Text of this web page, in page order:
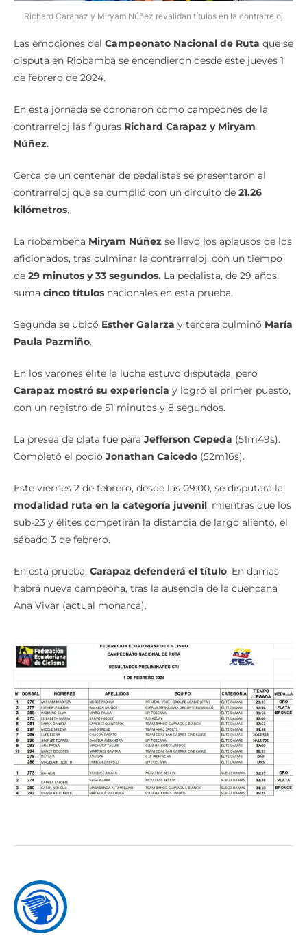
Richard Carapaz y Miryam Núñez revalidan títulos en la contrarreloj
Las emociones del Campeonato Nacional de Ruta que se
disputa en Riobamba se encendieron desde este jueves 1
de febrero de 2024.
En esta jornada se coronaron como campeones de la
contrarreloj las figuras Richard Carapaz y Miryam
Núñez.
Cerca de un centenar de pedalistas se presentaron al
contrarreloj que se cumplió con un circuito de 21.26
kilómetros.
La riobambeña Miryam Núñez se llevó los aplausos de los
aficionados, tras culminar la contrarreloj, con un tiempo
de 29 minutos y 33 segundos. La pedalista, de 29 años,
suma cinco títulos nacionales en esta prueba.
Segunda se ubicó Esther Galarza y tercera culminó María
Paula Pazmiño.
En los varones élite la lucha estuvo disputada, pero
Carapaz mostró su experiencia y logró el primer puesto,
con un registro de 51 minutos y 8 segundos.
La presea de plata fue para Jefferson Cepeda (51m49s).
Completó el podio Jonathan Caicedo (52m16s).
Este viernes 2 de febrero, desde las 09:00, se disputará la
modalidad ruta en la categoría juvenil, mientras que los
sub-23 y élites competirán la distancia de largo aliento, el
sábado 3 de febrero.
En esta prueba, Carapaz defenderá el título. En damas
habrá nueva campeona, tras la ausencia de la cuencana
Ana Vivar (actual monarca).